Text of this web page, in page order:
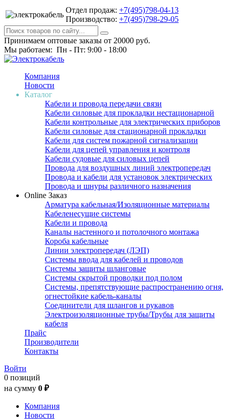
Отдел продаж: +7(495)798-04-13
Производство: +7(495)798-29-05
Принимаем оптовые заказы от 20000 руб.
Мы работаем: Пн - Пт: 9:00 - 18:00
Компания
Новости
Каталог
Кабели и провода передачи связи
Кабели силовые для прокладки нестационарной
Кабели контрольные для электрических приборов
Кабели силовые для стационарной прокладки
Кабели для систем пожарной сигнализации
Кабели для цепей управления и контроля
Кабели судовые для силовых цепей
Провода для воздушных линий электропередач
Провода и кабели для установок электрических
Провода и шнуры различного назначения
Online Заказ
Арматура кабельная/Изоляционные материалы
Кабеленесущие системы
Кабели и провода
Каналы настенного и потолочного монтажа
Короба кабельные
Линии электропередач (ЛЭП)
Системы ввода для кабелей и проводов
Системы защиты шланговые
Системы скрытой проводки под полом
Системы, препятствующие распространению огня,
огнестойкие кабель-каналы
Соединители для шлангов и рукавов
Электроизоляционные трубы/Трубы для защиты
кабеля
Прайс
Производители
Контакты
Войти
0 позиций
на сумму 0 ₽
Компания
Новости